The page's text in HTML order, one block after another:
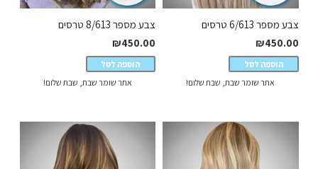
צבע מספר 6/613 טרסים
₪450.00
הוספה לסל
אתר שומר שבת, שבת שלום!
צבע מספר 8/613 טרסים
₪450.00
הוספה לסל
אתר שומר שבת, שבת שלום!